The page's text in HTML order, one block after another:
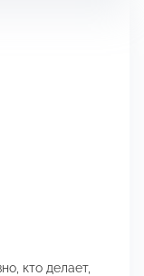
кто делает,